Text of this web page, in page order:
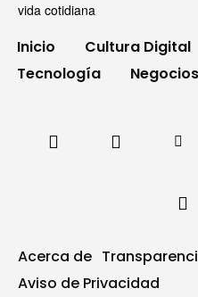
vida cotidiana
Inicio Cultura Digital
Tecnología
Acerca de
Aviso de Privacidad